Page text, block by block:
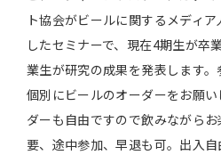
ト協会がビールに関するメディ
したセミナーで、現在4期生が卒
業生が研究の成果を発表します
個別にビールのオーダーをお願
ダーも自由ですので飲みながら
要、途中参加、早退も可。出入自